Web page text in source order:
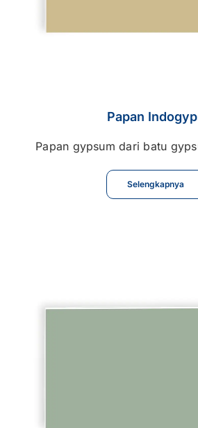
Papan
Papan gypsum dari batu
Selengkapnya